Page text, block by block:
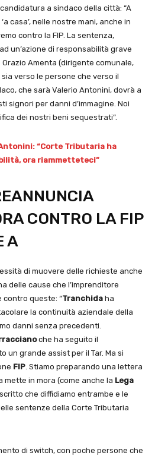
a sindaco della città: “A
casa’, nelle nostre mani, anche in
contro la FIP. La sentenza,
un’azione di responsabilità grave
Orazio Amenta (dirigente comunale,
verso le persone che verso il
che sarà Valerio Antonini, dovrà a
signori per danni d’immagine. Noi
dei nostri beni sequestrati”.
“Corte Tributaria ha
ora riammetteteci”
CONTRO LA FIP
A
di muovere delle richieste anche
delle cause che l’imprenditore
queste: “Tranchida ha
la continuità aziendale della
danni senza precedenti.
che ha seguito il
un grande assist per il Tar. Ma si
FIP. Stiamo preparando una lettera
mette in mora (come anche la Lega
che diffidiamo entrambe e le
sentenze della Corte Tributaria
di switch, con poche persone che